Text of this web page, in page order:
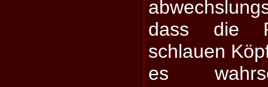
dass die
schlauen
es